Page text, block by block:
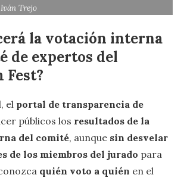
Trejo
la votación interna
de expertos del
Fest?
el portal de transparencia de
públicos los resultados de la
del comité, aunque sin desvelar
de los miembros del jurado para
quién voto a quién en el